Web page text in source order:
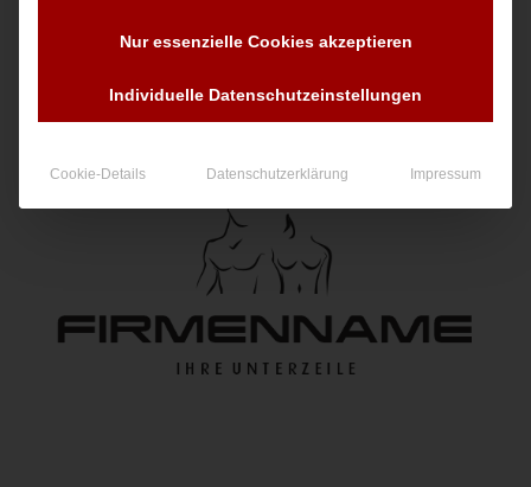
90,00 € zzgl. MwSt.
Nur essenzielle Cookies akzeptieren
Individuelle Datenschutzeinstellungen
Cookie-Details Datenschutzerklärung Impressum